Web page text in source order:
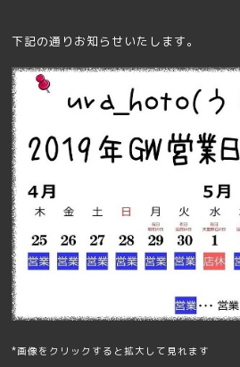
下記の通りお知らせいたします。
*画像をクリックすると拡大して見れます